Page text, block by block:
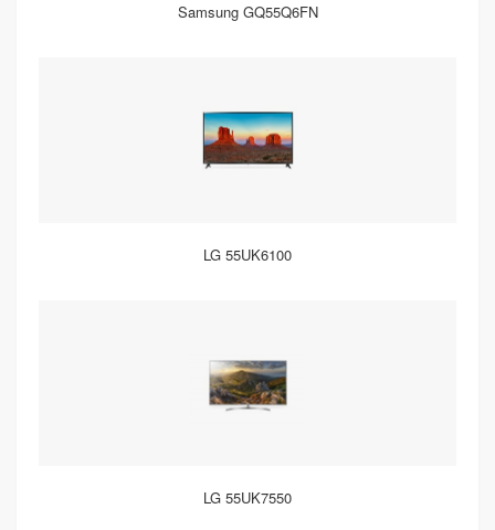
Samsung GQ55Q6FN
LG 55UK6100
LG 55UK7550